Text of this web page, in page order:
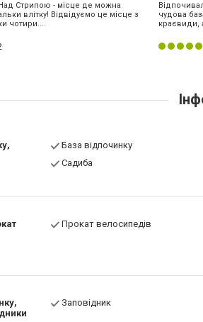
Стрипою - місце де можна
влітку! Відвідуємо це місце з
чотири....
чудова
краєвиди,
База відпочинку
Садиба
Прокат велосипедів
Заповідник